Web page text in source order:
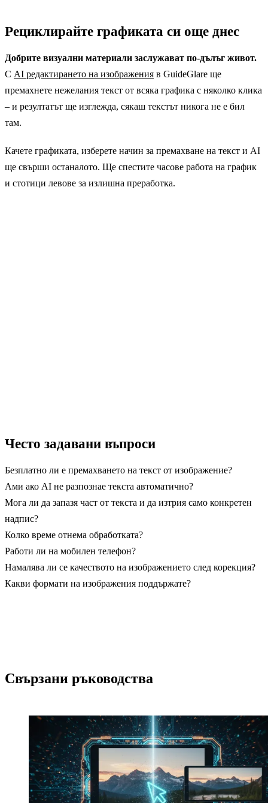
Рециклирайте графиката си още днес
Добрите визуални материали заслужават по-дълъг живот.
С AI редактирането на изображения в GuideGlare ще
премахнете нежелания текст от всяка графика с няколко клика
– и резултатът ще изглежда, сякаш текстът никога не е бил
там.
Качете графиката, изберете начин за премахване на текст и AI
ще свърши останалото. Ще спестите часове работа на график
и стотици левове за излишна преработка.
Често задавани въпроси
Безплатно ли е премахването на текст от изображение?
Ами ако AI не разпознае текста автоматично?
Мога ли да запазя част от текста и да изтрия само конкретен
надпис?
Колко време отнема обработката?
Работи ли на мобилен телефон?
Намалява ли се качеството на изображението след корекция?
Какви формати на изображения поддържате?
Свързани ръководства